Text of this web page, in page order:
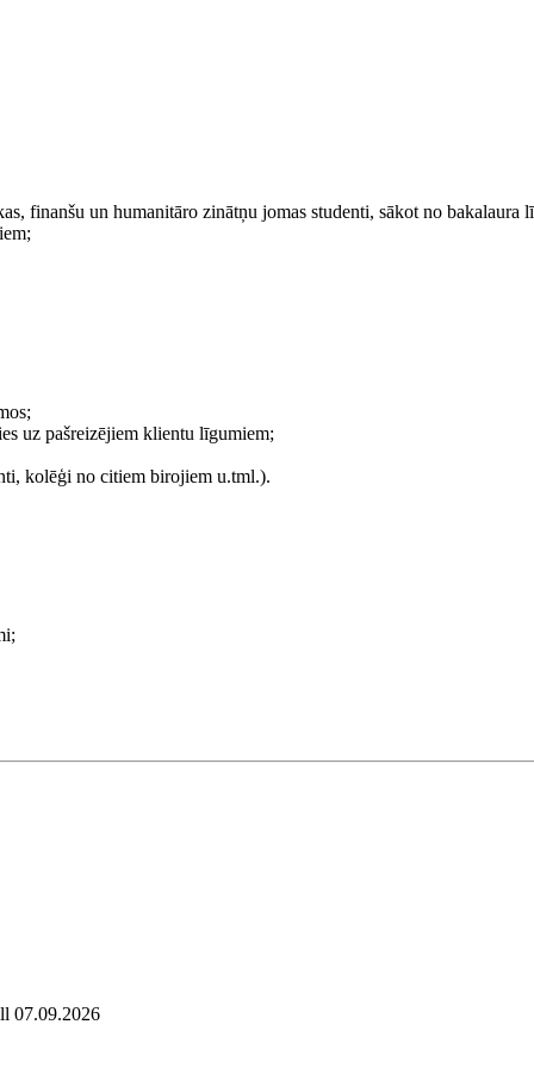
finanšu un humanitāro zinātņu jomas studenti, sākot no bakalaura
uz pašreizējiem klientu līgumiem;
kolēģi no citiem birojiem u.tml.).
07.09.2026